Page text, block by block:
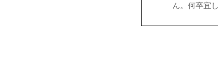
ん。何卒宜